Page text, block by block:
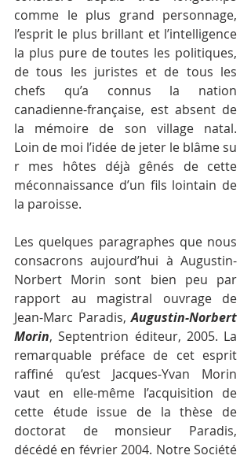
comme le plus grand personnage,
l’esprit le plus brillant et l’intelligence
la plus pure de toutes les politiques,
de tous les juristes et de tous les
chefs qu’a connus la nation
canadienne-française, est absent de
la mémoire de son village natal.
Loin de moi l’idée de jeter le blâme su
r mes hôtes déjà gênés de cette
méconnaissance d’un fils lointain de
la paroisse.
Les quelques paragraphes que nous
consacrons aujourd’hui à Augustin-
Norbert Morin sont bien peu par
rapport au magistral ouvrage de
Jean-Marc Paradis, Augustin-Norbert
Morin, Septentrion éditeur, 2005. La
remarquable préface de cet esprit
raffiné qu’est Jacques-Yvan Morin
vaut en elle-même l’acquisition de
cette étude issue de la thèse de
doctorat de monsieur Paradis,
décédé en février 2004. Notre Société